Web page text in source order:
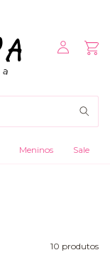
Meninos Sale
10 produtos